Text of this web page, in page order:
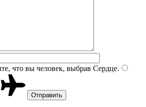
что вы человек, выбрав Сердце.